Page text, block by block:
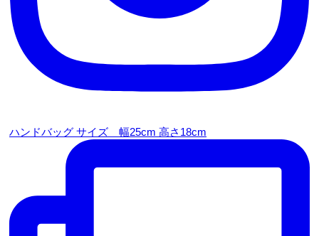
ハンドバッグ サイズ 幅25cm 高さ18cm